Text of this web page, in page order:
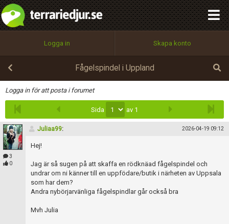
Logga in Skapa konto
Fågelspindel i Uppland
Logga in för att posta i forumet
Sida av 1
3
0
Juliaa99: 2026-04-19 09:12
Hej!
Jag är så sugen på att skaffa en rödknäad fågelspindel och
undrar om ni känner till en uppfödare/butik i närheten av Uppsala
som har dem?
Andra nybörjarvänliga fågelspindlar går också bra
Mvh Julia
Infoga
Utför
100%
OK
integritetspolicy
Namn:
Epost:
Användarnamn:
Lösenord:
Privacy Policy
Begär nytt lösenord
Tillbaka till förstasidan